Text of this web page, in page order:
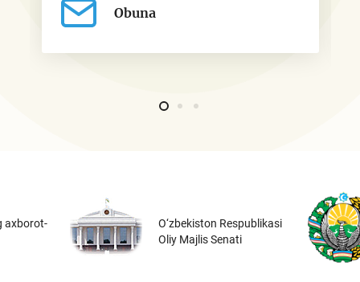
Obuna
axborot-
O‘zbekiston Respublikasi
Oliy Majlis Senati